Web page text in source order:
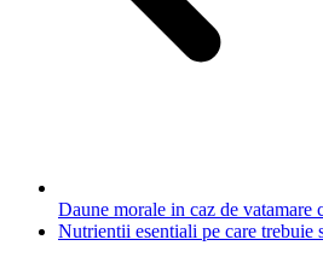
Daune morale in caz de vatamare
Nutrientii esentiali pe care trebuie